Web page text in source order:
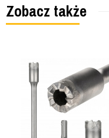
Zobacz także